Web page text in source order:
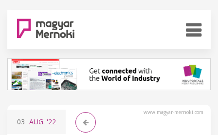
www.magyar-mernoki.com
03 AUG. '22